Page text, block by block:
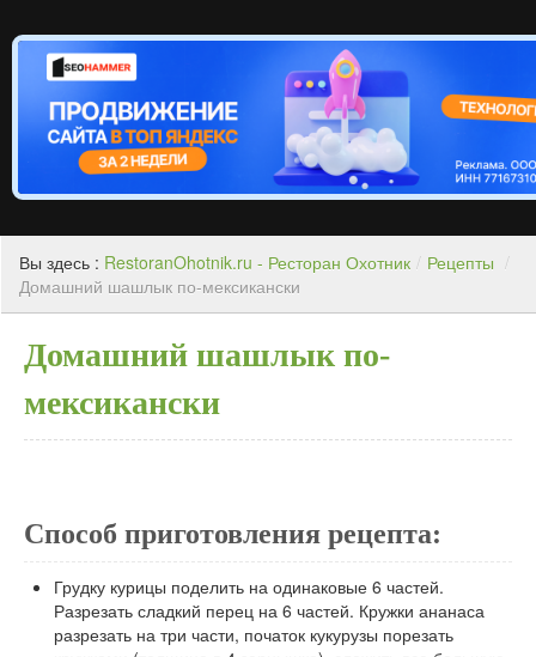
Вы здесь : RestoranOhotnik.ru - Ресторан Охотник / Рецепты /
Домашний шашлык по-мексикански
Домашний шашлык по-
мексикански
Способ приготовления рецепта:
Грудку курицы поделить на одинаковые 6 частей.
Разрезать сладкий перец на 6 частей. Кружки ананаса
разрезать на три части, початок кукурузы порезать